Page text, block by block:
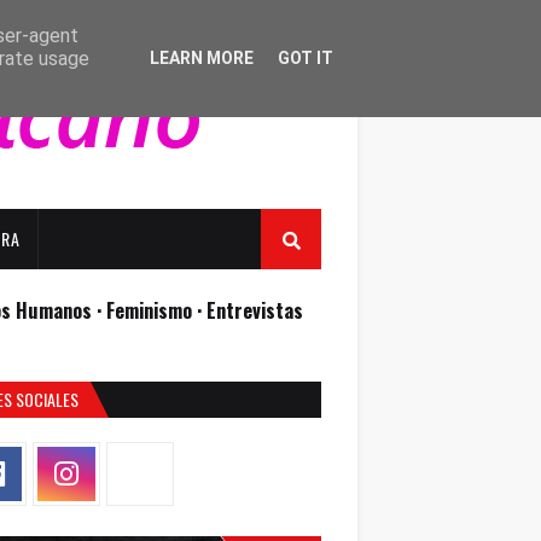
Humanos · Feminismo · Entrevistas
SOCIALES
agent
usage
LEARN MORE GOT IT